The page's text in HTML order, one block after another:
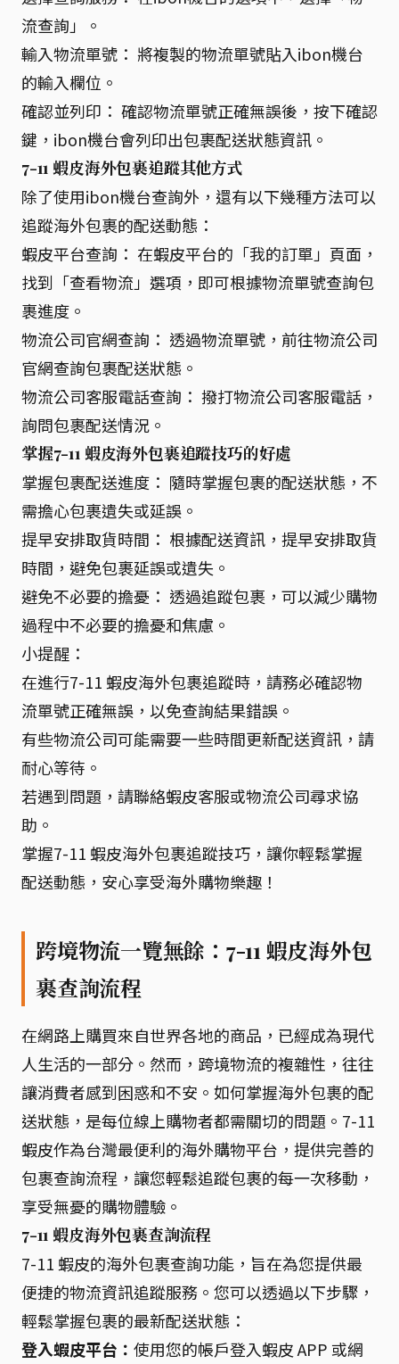
流查詢」。
輸入物流單號： 將複製的物流單號貼入ibon機台
的輸入欄位。
確認並列印： 確認物流單號正確無誤後，按下確認
鍵，ibon機台會列印出包裹配送狀態資訊。
7-11 蝦皮海外包裹追蹤其他方式
除了使用ibon機台查詢外，還有以下幾種方法可以
追蹤海外包裹的配送動態：
蝦皮平台查詢： 在蝦皮平台的「我的訂單」頁面，
找到「查看物流」選項，即可根據物流單號查詢包
裹進度。
物流公司官網查詢： 透過物流單號，前往物流公司
官網查詢包裹配送狀態。
物流公司客服電話查詢： 撥打物流公司客服電話，
詢問包裹配送情況。
掌握7-11 蝦皮海外包裹追蹤技巧的好處
掌握包裹配送進度： 隨時掌握包裹的配送狀態，不
需擔心包裹遺失或延誤。
提早安排取貨時間： 根據配送資訊，提早安排取貨
時間，避免包裹延誤或遺失。
避免不必要的擔憂： 透過追蹤包裹，可以減少購物
過程中不必要的擔憂和焦慮。
小提醒：
在進行7-11 蝦皮海外包裹追蹤時，請務必確認物
流單號正確無誤，以免查詢結果錯誤。
有些物流公司可能需要一些時間更新配送資訊，請
耐心等待。
若遇到問題，請聯絡蝦皮客服或物流公司尋求協
助。
掌握7-11 蝦皮海外包裹追蹤技巧，讓你輕鬆掌握
配送動態，安心享受海外購物樂趣！
跨境物流一覽無餘：7-11 蝦皮海外包
裹查詢流程
在網路上購買來自世界各地的商品，已經成為現代
人生活的一部分。然而，跨境物流的複雜性，往往
讓消費者感到困惑和不安。如何掌握海外包裹的配
送狀態，是每位線上購物者都需關切的問題。7-11
蝦皮作為台灣最便利的海外購物平台，提供完善的
包裹查詢流程，讓您輕鬆追蹤包裹的每一次移動，
享受無憂的購物體驗。
7-11 蝦皮海外包裹查詢流程
7-11 蝦皮的海外包裹查詢功能，旨在為您提供最
便捷的物流資訊追蹤服務。您可以透過以下步驟，
輕鬆掌握包裹的最新配送狀態：
登入蝦皮平台： 使用您的帳戶登入蝦皮 APP 或網